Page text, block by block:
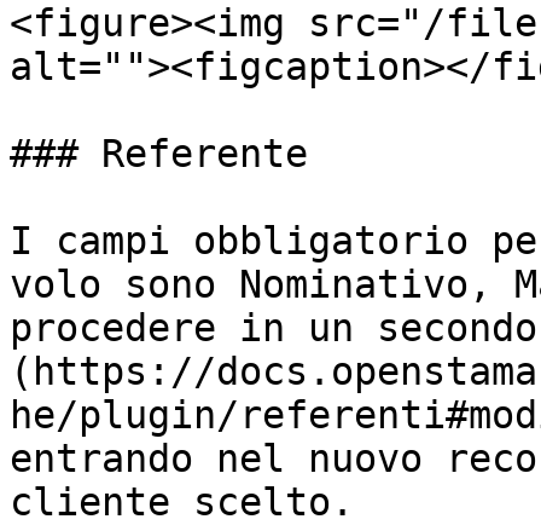
<figure><img src="/files/
alt=""><figcaption></
### Referente
I campi obbligatorio
volo sono Nominativo,
procedere in un
(https://
he/plugin/
entrando nel nuovo
cliente scelto.